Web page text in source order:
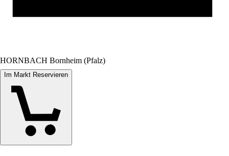
HORNBACH Bornheim (Pfalz)
Im Markt Reservieren